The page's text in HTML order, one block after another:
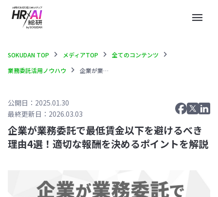
menu
SOKUDAN TOP chevron_right メディアTOP chevron_right 全てのコンテンツ chevron_right
業務委託活用ノウハウ chevron_right 企業が業務委託で最低賃金以下を避けるべき理由4選！適切な報酬を決めるポイントを解説
公開日：2025.01.30
最終更新日：2026.03.03
企業が業務委託で最低賃金以下を避けるべき
理由4選！適切な報酬を決めるポイントを解説